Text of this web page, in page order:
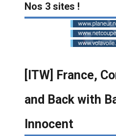
Nos 3 sites !
[ITW] France,
and Back with
Innocent